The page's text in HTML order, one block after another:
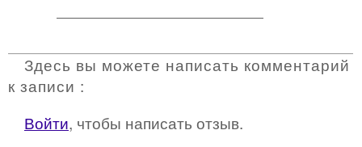
Здесь вы можете написать комментарий
к записи :
Войти, чтобы написать отзыв.